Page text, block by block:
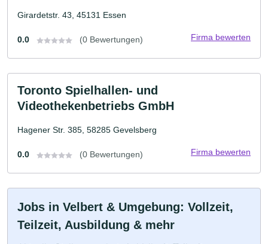
Girardetstr. 43, 45131 Essen
0.0 (0 Bewertungen) Firma bewerten
Toronto Spielhallen- und
Videothekenbetriebs GmbH
Hagener Str. 385, 58285 Gevelsberg
0.0 (0 Bewertungen) Firma bewerten
Jobs in Velbert & Umgebung: Vollzeit,
Teilzeit, Ausbildung & mehr